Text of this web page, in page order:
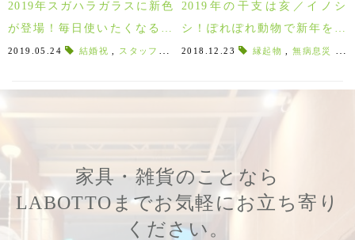
2019年スガハラガラスに新色
が登場！毎日使いたくなるグ
ラス５選！！
2019.05.24 結婚祝 スタッフオススメ , 新色 , ニューカラー,色の組み
2019年の干支は亥／イノシ
シ！ぽれぽれ動物で新年を飾
って楽しもう♪
2018.12.23 縁起物 ,無病息災
家具・雑貨のことなら
LABOTTOまでお気軽にお立ち寄り
ください。